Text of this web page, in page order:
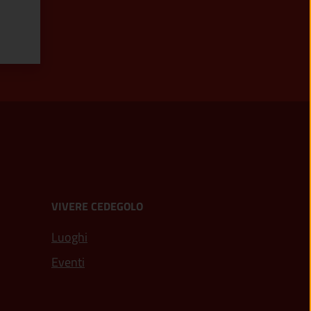
VIVERE CEDEGOLO
Luoghi
Eventi